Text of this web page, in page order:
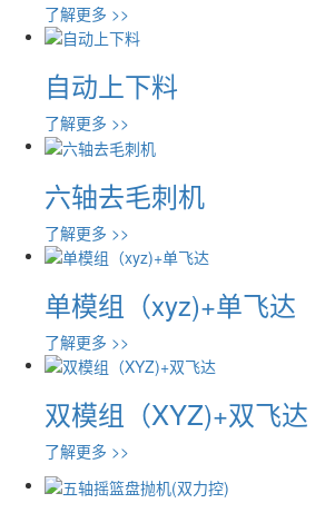
了解更多 >>
自动上下料
了解更多 >>
六轴去毛刺机
了解更多 >>
单模组（xyz)+单飞达
了解更多 >>
双模组（XYZ)+双飞达
了解更多 >>